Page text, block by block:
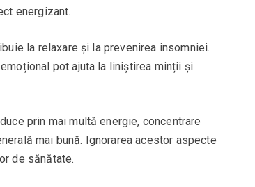
energizant.
la relaxare și la prevenirea insomniei.
pot ajuta la liniștirea minții și
prin mai multă energie, concentrare
mai bună. Ignorarea acestor aspecte
de sănătate.